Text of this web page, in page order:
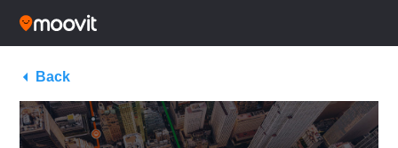
Back